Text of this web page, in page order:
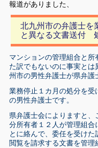
報道がありました、
北九州市の弁護士
と異なる文書送付
マンションの管理組合と
た訳でもないのに事実と
州市の男性弁護士が県弁護
業務停止１カ月の処分を
の男性弁護士です。
県弁護士会によりますと
分所有者１２人が管理組合
とに絡んで、委任を受け
閲覧を請求する文書を管理